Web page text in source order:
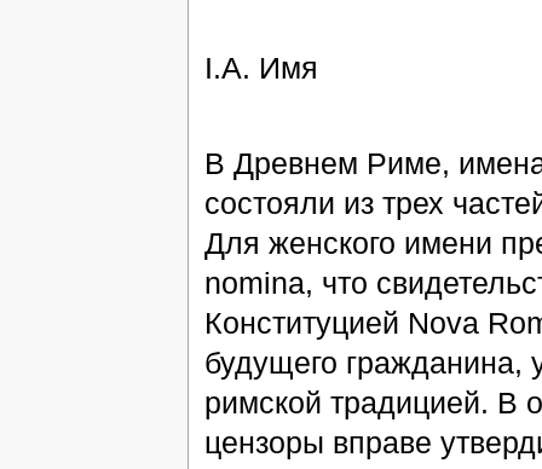
I.А. Имя
В Древнем Риме,
состояли из трех
Для женского имени
nomina, что
Конституцией Nova
будущего гражданина,
римской традицией. В
цензоры вправе